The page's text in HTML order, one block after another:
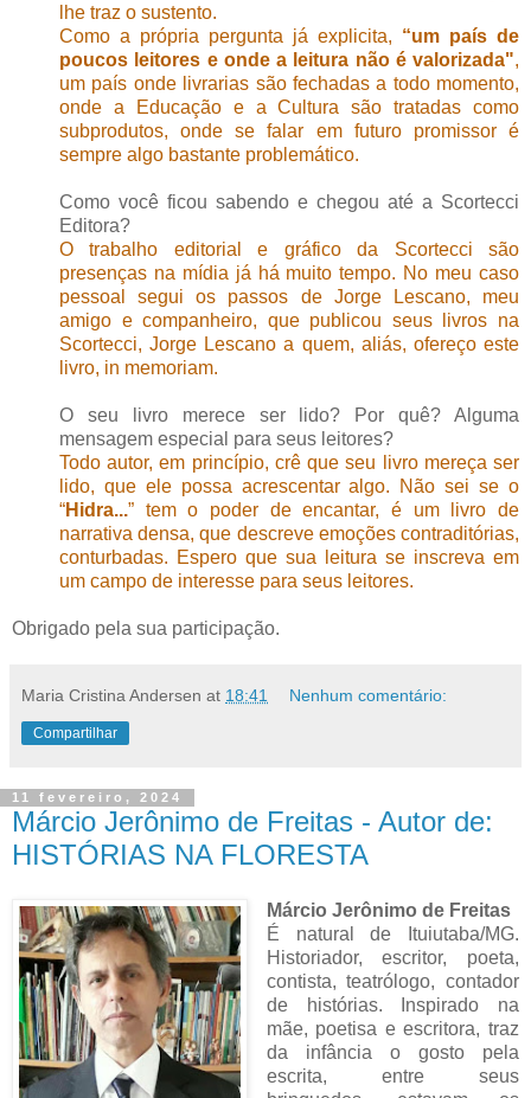
lhe traz o sustento.
Como a própria pergunta já explicita, “um país de
poucos leitores e onde a leitura não é valorizada",
um país onde livrarias são fechadas a todo momento,
onde a Educação e a Cultura são tratadas como
subprodutos, onde se falar em futuro promissor é
sempre algo bastante problemático.
Como você ficou sabendo e chegou até a Scortecci
Editora?
O trabalho editorial e gráfico da Scortecci são
presenças na mídia já há muito tempo. No meu caso
pessoal segui os passos de Jorge Lescano, meu
amigo e companheiro, que publicou seus livros na
Scortecci, Jorge Lescano a quem, aliás, ofereço este
livro, in memoriam.
O seu livro merece ser lido? Por quê? Alguma
mensagem especial para seus leitores?
Todo autor, em princípio, crê que seu livro mereça ser
lido, que ele possa acrescentar algo. Não sei se o
“Hidra...” tem o poder de encantar, é um livro de
narrativa densa, que descreve emoções contraditórias,
conturbadas. Espero que sua leitura se inscreva em
um campo de interesse para seus leitores.
Obrigado pela sua participação.
Maria Cristina Andersen at 18:41 Nenhum comentário:
Compartilhar
11 fevereiro, 2024
Márcio Jerônimo de Freitas - Autor de:
HISTÓRIAS NA FLORESTA
Márcio Jerônimo de Freitas
É natural de Ituiutaba/MG.
Historiador, escritor, poeta,
contista, teatrólogo, contador
de histórias. Inspirado na
mãe, poetisa e escritora, traz
da infância o gosto pela
escrita, entre seus